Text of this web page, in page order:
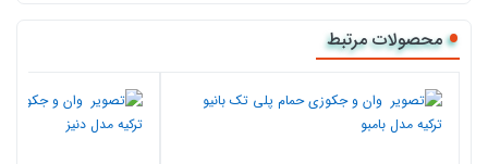
محصولات مرتبط